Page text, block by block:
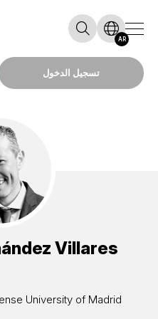
تسجيل الدخول
AR
Villares
University of Madrid